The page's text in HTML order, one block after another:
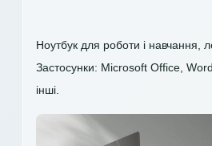
Ноутбук для роботи і навчання,
Застосунки: Microsoft Office,
інші.